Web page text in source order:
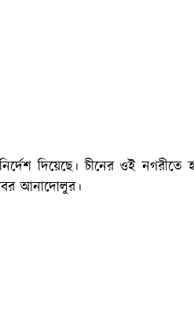
নির্দেশ দিয়েছে। চীনের ওই
খবর আনাদোলুর।